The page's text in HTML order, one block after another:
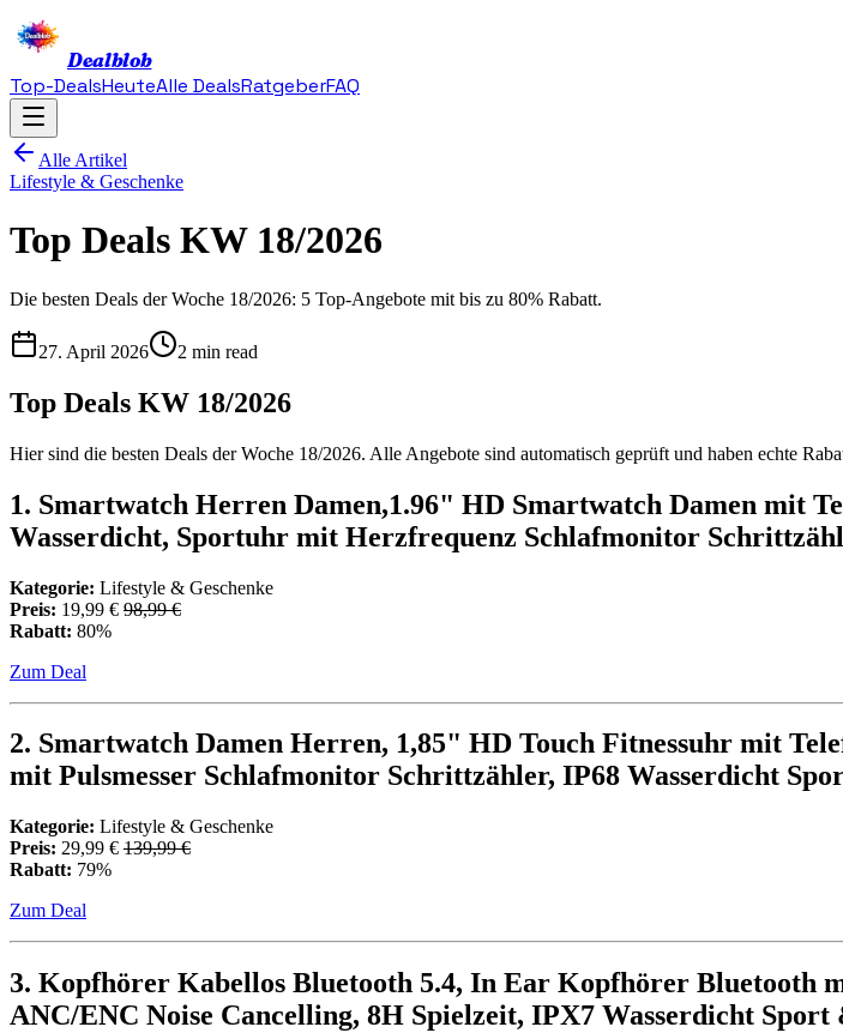
Dealblob
Top-DealsHeuteAlle DealsRatgeberFAQ
Alle Artikel
Lifestyle & Geschenke
Top Deals KW 18/2026
Die besten Deals der Woche 18/2026: 5 Top-Angebote mit bis zu 80% Rabatt.
27. April 2026 2 min read
Top Deals KW 18/2026
Hier sind die besten Deals der Woche 18/2026. Alle Angebote sind automatisch geprüft und haben echte
1. Smartwatch Herren Damen,1.96" HD Smartwatch Damen mit
Wasserdicht, Sportuhr mit Herzfrequenz Schlafmonitor
Kategorie: Lifestyle & Geschenke
Preis: 19,99 € 98,99 €
Rabatt: 80%
Zum Deal
2. Smartwatch Damen Herren, 1,85" HD Touch Fitnessuhr mit
mit Pulsmesser Schlafmonitor Schrittzähler, IP68 Wasserdicht
Kategorie: Lifestyle & Geschenke
Preis: 29,99 € 139,99 €
Rabatt: 79%
Zum Deal
3. Kopfhörer Kabellos Bluetooth 5.4, In Ear Kopfhörer Bluetooth
ANC/ENC Noise Cancelling, 8H Spielzeit, IPX7 Wasserdicht